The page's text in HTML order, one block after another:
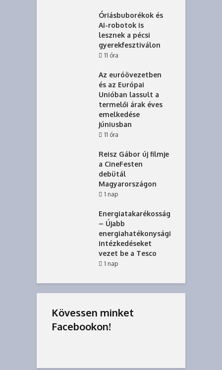
Óriásbuborékok és
AI-robotok is
lesznek a pécsi
gyerekfesztiválon
11 óra
Az euróövezetben
és az Európai
Unióban lassult a
termelői árak éves
emelkedése
júniusban
11 óra
Reisz Gábor új filmje
a CineFesten
debütál
Magyarországon
1 nap
Energiatakarékosság
– Újabb
energiahatékonysági
intézkedéseket
vezet be a Tesco
1 nap
Kövessen minket
Facebookon!